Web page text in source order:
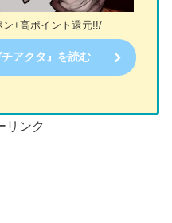
+高ポイント還元!!/
アクタ』を読む
リンク